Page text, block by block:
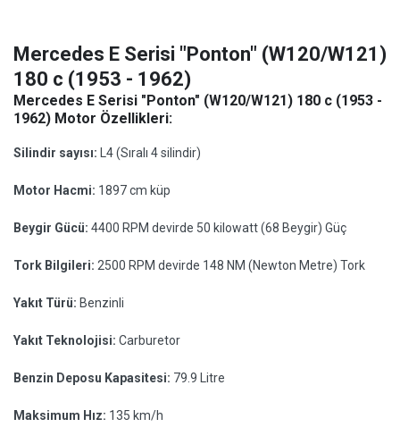
Mercedes E Serisi "Ponton" (W120/W121)
180 c (1953 - 1962)
Mercedes E Serisi "Ponton" (W120/W121) 180 c (1953 -
1962) Motor Özellikleri:
Silindir sayısı: L4 (Sıralı 4 silindir)
Motor Hacmi: 1897 cm küp
Beygir Gücü: 4400 RPM devirde 50 kilowatt (68 Beygir) Güç
Tork Bilgileri: 2500 RPM devirde 148 NM (Newton Metre) Tork
Yakıt Türü: Benzinli
Yakıt Teknolojisi: Carburetor
Benzin Deposu Kapasitesi: 79.9 Litre
Maksimum Hız: 135 km/h